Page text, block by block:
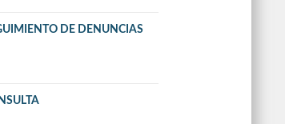
DE DENUNCIAS